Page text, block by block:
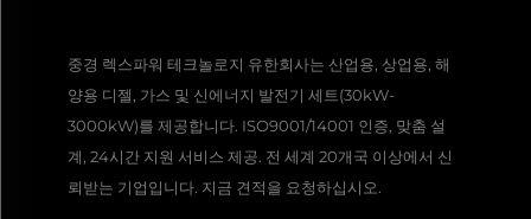
중경 렉스파워 테크놀로지 유한회사는 산업용, 상업용, 해
양용 디젤, 가스 및 신에너지 발전기 세트(30kW-
3000kW)를 제공합니다. ISO9001/14001 인증, 맞춤 설
계, 24시간 지원 서비스 제공. 전 세계 20개국 이상에서 신
뢰받는 기업입니다. 지금 견적을 요청하십시오.